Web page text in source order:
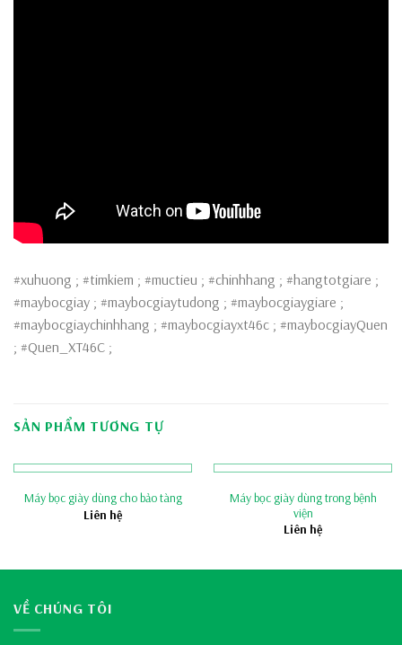
#xuhuong ; #timkiem ; #muctieu ; #chinhhang ; #hangtotgiare ;
#maybocgiay ; #maybocgiaytudong ; #maybocgiaygiare ;
#maybocgiaychinhhang ; #maybocgiayxt46c ; #maybocgiayQuen
; #Quen_XT46C ;
SẢN PHẨM TƯƠNG TỰ
Máy bọc giày dùng cho bảo tàng
Liên hệ
Máy bọc giày dùng trong bệnh
viện
Liên hệ
VỀ CHÚNG TÔI